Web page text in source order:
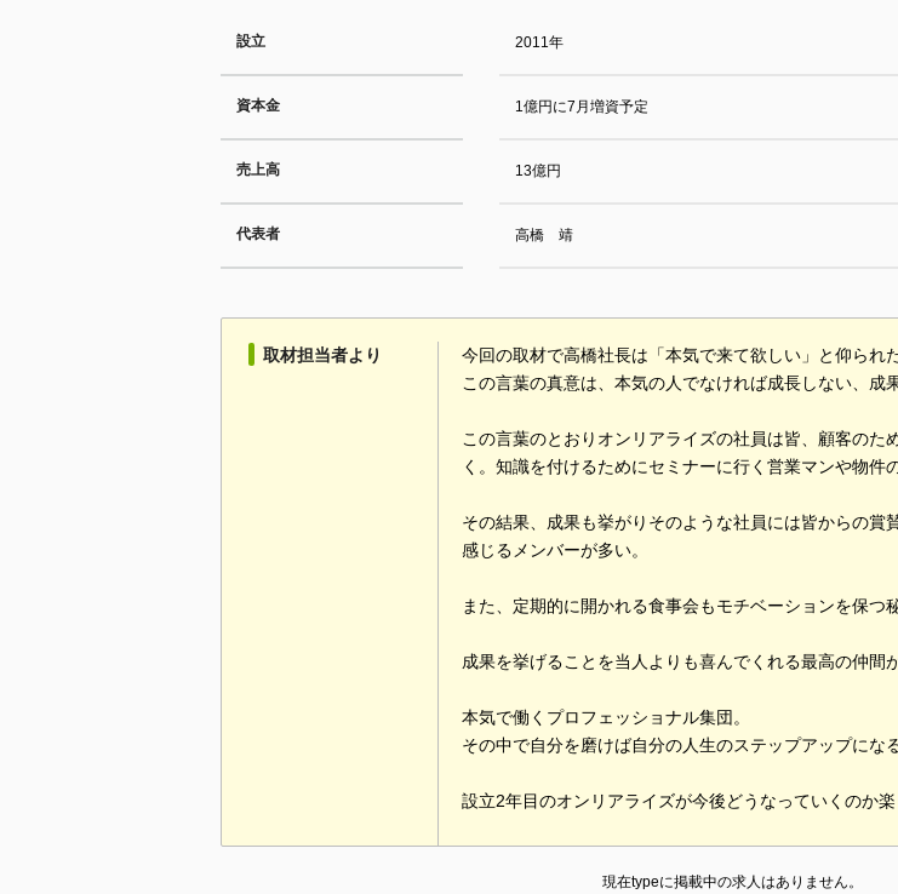
設立 2011年
資本金 1億円に7月増資予定
売上高 13億円
代表者 高橋 靖
取材担当者より
今回の取材で高橋社長は「本気で来て欲しい」と仰られた
この言葉の真意は、本気の人でなければ成長しない、成
この言葉のとおりオンリアライズの社員は皆、顧客の
く。知識を付けるためにセミナーに行く営業マンや物件
その結果、成果も挙がりそのような社員には皆からの賞
感じるメンバーが多い。
また、定期的に開かれる食事会もモチベーションを保つ
成果を挙げることを当人よりも喜んでくれる最高の仲間
本気で働くプロフェッショナル集団。
その中で自分を磨けば自分の人生のステップアップにな
設立2年目のオンリアライズが今後どうなっていくのか楽
現在typeに掲載中の求人はありません。